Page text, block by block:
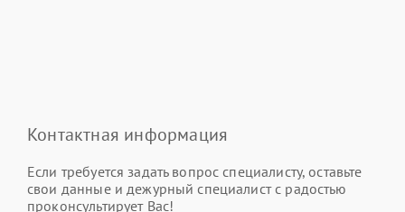
Контактная информация
Если требуется задать вопрос специалисту, оставьте
свои данные и дежурный специалист с радостью
проконсультирует Вас!